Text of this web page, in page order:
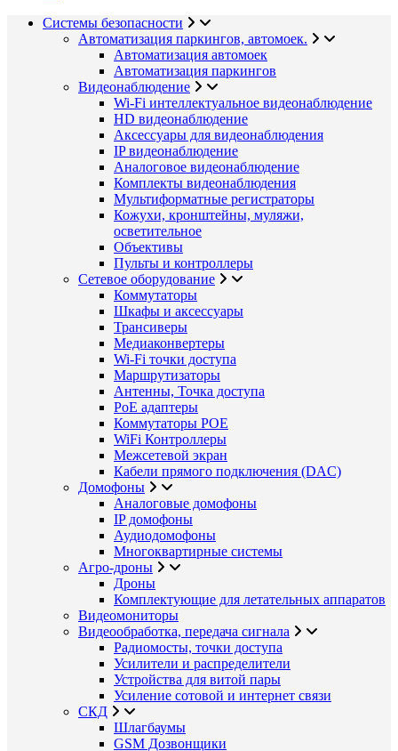
Системы безопасности
Автоматизация паркингов, автомоек.
Автоматизация автомоек
Автоматизация паркингов
Видеонаблюдение
Wi-Fi интеллектуальное видеонаблюдение
HD видеонаблюдение
Аксессуары для видеонаблюдения
IP видеонаблюдение
Аналоговое видеонаблюдение
Комплекты видеонаблюдения
Мультиформатные регистраторы
Кожухи, кронштейны, муляжи,
осветительное
Объективы
Пульты и контроллеры
Сетевое оборудование
Коммутаторы
Шкафы и аксессуары
Трансиверы
Медиаконвертеры
Wi-Fi точки доступа
Маршрутизаторы
Антенны, Точка доступа
PoE адаптеры
Коммутаторы POE
WiFi Контроллеры
Межсетевой экран
Кабели прямого подключения (DAC)
Домофоны
Аналоговые домофоны
IP домофоны
Аудиодомофоны
Многоквартирные системы
Агро-дроны
Дроны
Комплектующие для летательных аппаратов
Видеомониторы
Видеообработка, передача сигнала
Радиомосты, точки доступа
Усилители и распределители
Устройства для витой пары
Усиление сотовой и интернет связи
СКД
Шлагбаумы
GSM Дозвонщики